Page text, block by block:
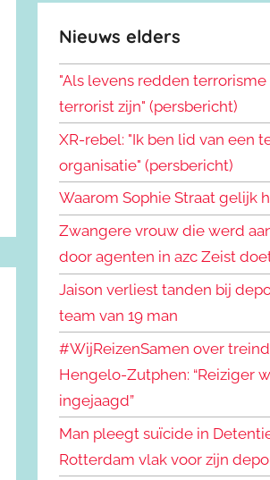
Nieuws elders
"Als levens redden terrorisme
terrorist zijn" (persbericht)
XR-rebel: "Ik ben lid van een
organisatie" (persbericht)
Waarom Sophie Straat gelijk
Zwangere vrouw die werd
door agenten in azc Zeist
Jaison verliest tanden bij
team van 19 man
#WijReizenSamen over
Hengelo-Zutphen: “Reiziger
ingejaagd”
Man pleegt suïcide in
Rotterdam vlak voor zijn